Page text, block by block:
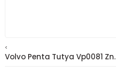
<
Volvo Penta Tutya Vp0081 Zn.